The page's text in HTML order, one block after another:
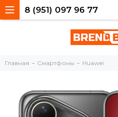
Тольятти, 40 лет Победы, 34а
8 (951) 097 96 77
Главная Смартфоны Huawei